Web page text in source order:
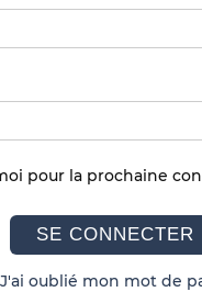
pour la prochaine
SE CONNECTER
J'ai oublié mon mot de